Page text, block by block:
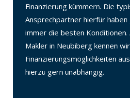
Finanzierung kümmern. Die
Ansprechpartner hierfür haben
immer die besten Konditionen.
Makler in Neubiberg kennen
Finanzierungsmöglichkeiten
hierzu gern unabhängig.